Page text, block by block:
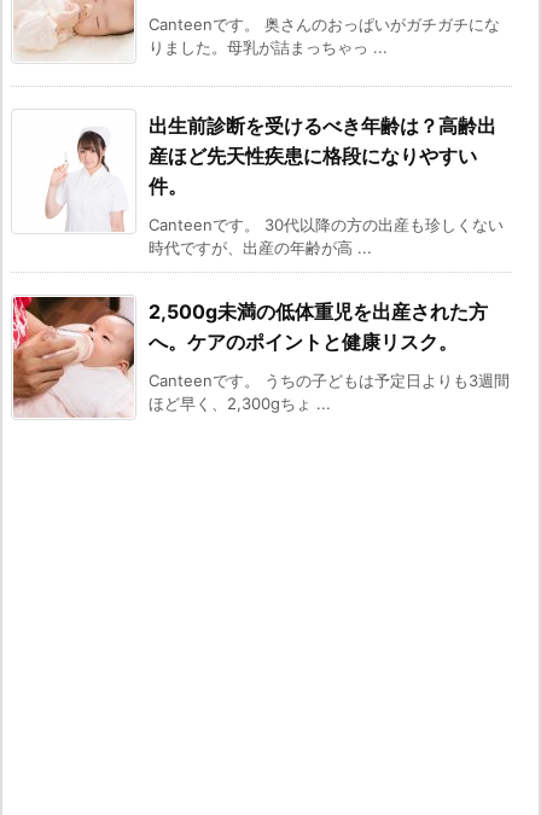
Canteenです。 奥さんのおっぱいがガチガチにな
りました。母乳が詰まっちゃっ ...
出生前診断を受けるべき年齢は？高齢出
産ほど先天性疾患に格段になりやすい
件。
Canteenです。 30代以降の方の出産も珍しくない
時代ですが、出産の年齢が高 ...
2,500g未満の低体重児を出産された方
へ。ケアのポイントと健康リスク。
Canteenです。 うちの子どもは予定日よりも3週間
ほど早く、2,300gちょ ...